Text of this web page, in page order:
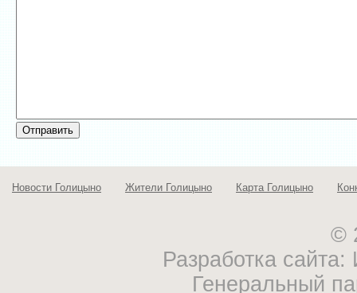
Новости Голицыно Жители Голицыно Карта Голицыно
©
Разработка
Генеральный